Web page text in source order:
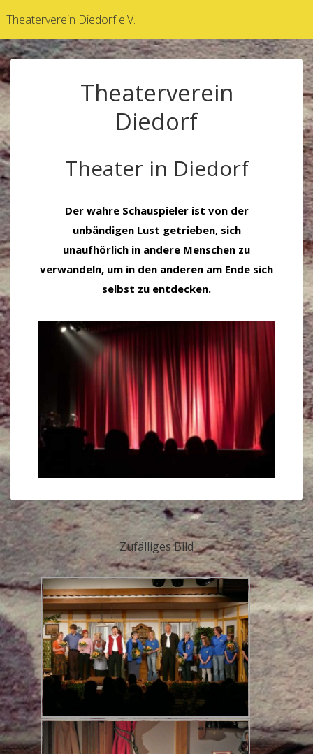
Zum
Inhalt
Theaterverein Diedorf e.V.
Theaterverein
Diedorf
Theater in Diedorf
Der wahre Schauspieler ist von der
unbändigen Lust getrieben, sich
unaufhörlich in andere Menschen zu
verwandeln, um in den anderen am Ende sich
selbst zu entdecken.
Zufälliges Bild